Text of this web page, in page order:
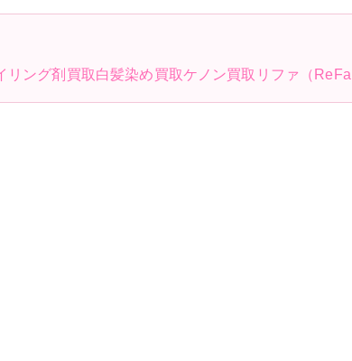
リング剤買取白髪染め買取ケノン買取 リファ（